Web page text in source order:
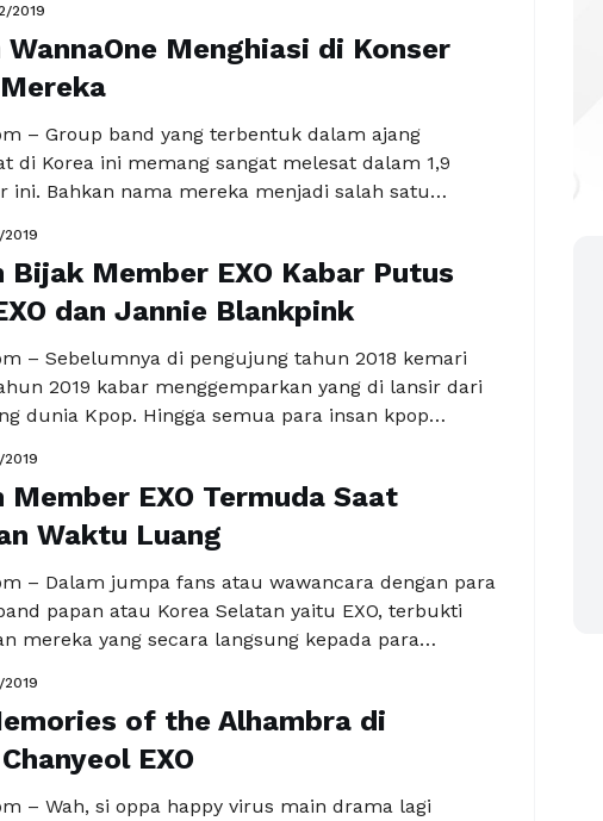
negara asal mereka, sehingga yang tinggal hanya
yaitu EXO-CBX. Dimana EXO-CBX tadi terdiri … Baca
2019
WannaOne Menghiasi di Konser
– Group band yang terbentuk dalam ajang
di Korea ini memang sangat melesat dalam 1,9
ini. Bahkan nama mereka menjadi salah satu
bukan biyband Wanna One yang mempunyai
yang keluar dari ajang pencarian …Baca
2019
Bijak Member EXO Kabar Putus
dan Jannie Blankpink
– Sebelumnya di pengujung tahun 2018 kemari
2019 kabar menggemparkan yang di lansir dari
dunia Kpop. Hingga semua para insan kpop
kabar dan berita yang mengejutka tetang
EXO dan Jannie Blankpink yang mencuat di publik
2019
EXO Termuda Saat
Waktu Luang
– Dalam jumpa fans atau wawancara dengan para
papan atau Korea Selatan yaitu EXO, terbukti
mereka yang secara langsung kepada para
bermemberkan 8 personil ini sempat melakkan
sejumlah media. Kemarin dimana boydand
live …Baca Selengkapnya
2019
of the Alhambra di
EXO
– Wah, si oppa happy virus main drama lagi